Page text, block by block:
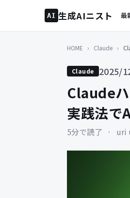
AI 生成AIニスト 最
HOME › Claude ›
Claude 2025/
Claude
実践法で
5分で読了 · uri